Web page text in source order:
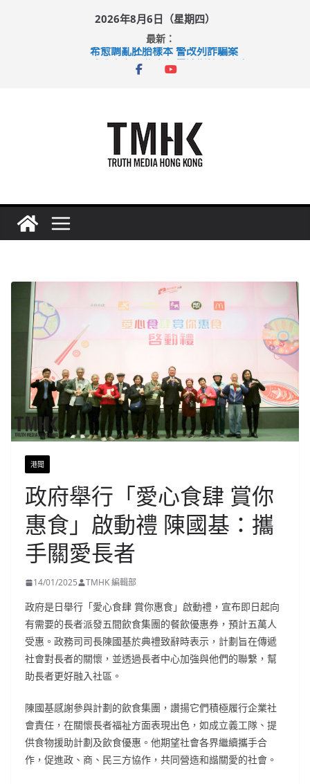
2026年8月6日（星期四）
最新：
希愈調亂胚胎樣本 警改列詐騙案
足球盛會次場激戰 祖雲達斯挫車路士
港聞
政府舉行「愛心食肆 賞你
惠食」啟動禮 陳國基：攜
手關愛長者
14/01/2025 TMHK 編輯部
政府是日舉行「愛心食肆 賞你惠食」啟動禮，宣布即日起向
有需要的長者派發五間飲食集團的餐飲優惠券，預計五萬人
受惠。政務司司長陳國基於典禮致辭時表示，計劃旨在傳遞
社會對長者的關懷，並透過長者中心加強與他們的聯繫，幫
助長者更好融入社區。
陳國基感謝參與計劃的飲食集團，讚揚它們積極履行企業社
會責任，在關懷長者福祉方面表現出色，如成立義工隊、提
供食物援助計劃及飲食優惠。他期望社會各界繼續攜手合
作，促進政、商、民三方協作，共同營造和諧關愛的社會。